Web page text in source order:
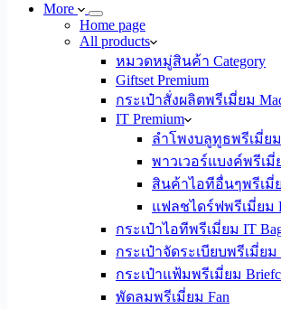
More
Home page
All products
หมวดหมู่สินค้า Category
Giftset Premium
กระเป๋าสั่งผลิตพรีเมี่ยม
IT Premium
ลำโพงบลูทูธพรีเมี่ยม
พาวเวอร์แบงค์พรีเมี่
สินค้าไอทีอื่นๆพรีเมี่
แฟลชไดร์ฟพรีเมี่ยม
กระเป๋าไอทีพรีเมี่ยม IT
กระเป๋าจัดระเบียบพรีเมี่ยม
กระเป๋าแฟ้มพรีเมี่ยม
พัดลมพรีเมี่ยม Fan